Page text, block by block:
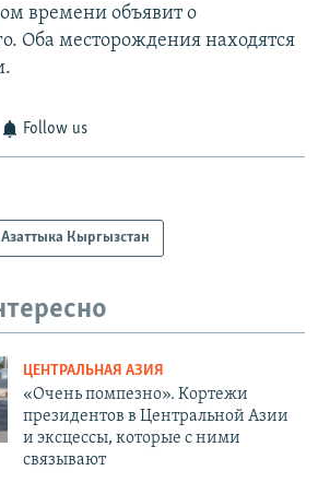
времени объявит о
Оба месторождения находятся
Follow us
Кыргызстан
ЦЕНТРАЛЬНАЯ АЗИЯ
«Очень помпезно». Кортежи
президентов в Центральной Азии
и эксцессы, которые с ними
связывают